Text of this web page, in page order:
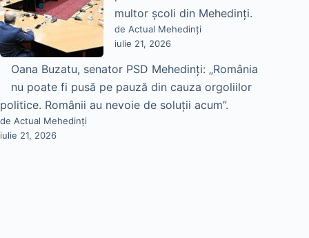
multor școli din Mehedinți.
de Actual Mehedinți
iulie 21, 2026
Oana Buzatu, senator PSD Mehedinți: „România
nu poate fi pusă pe pauză din cauza orgoliilor
politice. Românii au nevoie de soluții acum”.
de Actual Mehedinți
iulie 21, 2026